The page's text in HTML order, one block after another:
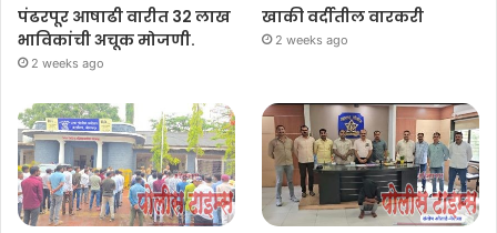
पंढरपूर आषाढी वारीत 32 लाख
भाविकांची अचूक मोजणी.
2 weeks ago
खाकी वर्दीतील वारकरी
2 weeks ago